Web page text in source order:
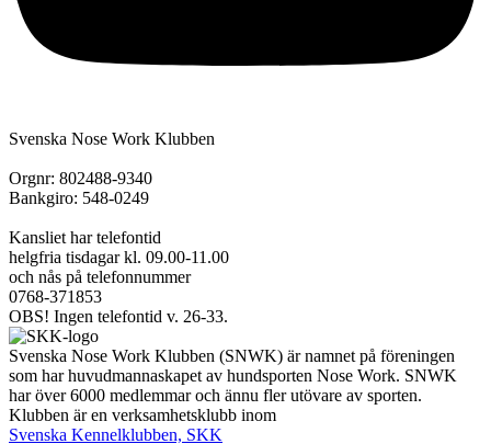
Svenska Nose Work Klubben
Orgnr: 802488-9340
Bankgiro: 548-0249
Kansliet har telefontid
helgfria tisdagar kl. 09.00-11.00
och nås på telefonnummer
0768-371853
OBS! Ingen telefontid v. 26-33.
Svenska Nose Work Klubben (SNWK) är namnet på föreningen
som har huvudmannaskapet av hundsporten Nose Work. SNWK
har över 6000 medlemmar och ännu fler utövare av sporten.
Klubben är en verksamhetsklubb inom
Svenska Kennelklubben, SKK